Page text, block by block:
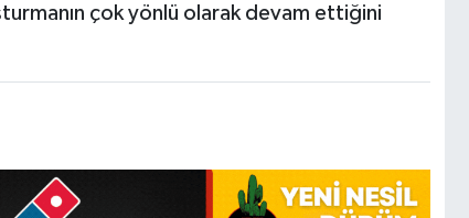
çok yönlü olarak devam ettiğini